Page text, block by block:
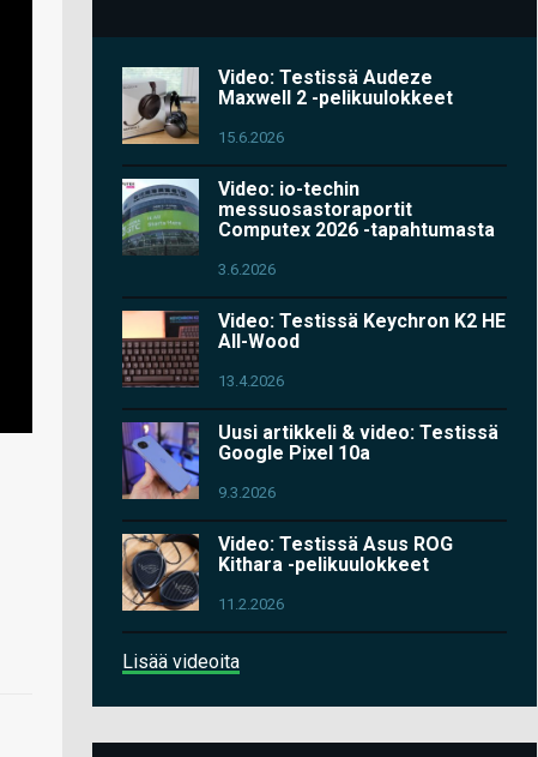
Video: Testissä Audeze
Maxwell 2 -pelikuulokkeet
15.6.2026
Video: io-techin
messuosastoraportit
Computex 2026 -tapahtumasta
3.6.2026
Video: Testissä Keychron K2 HE
All-Wood
13.4.2026
Uusi artikkeli & video: Testissä
Google Pixel 10a
9.3.2026
Video: Testissä Asus ROG
Kithara -pelikuulokkeet
11.2.2026
Lisää videoita